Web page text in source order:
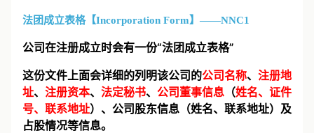
法团成立表格【Incorporation Form】——NNC1
公司在注册成立时会有一份“法团成立表格”
这份文件上面会详细的列明该公司的公司名称、 注册地
址、 注册资本、 法定秘书、 公司董事信息 （姓名、证件
号、联系地址）、公司股东信息（姓名、联系地址）及
占股情况等信息。